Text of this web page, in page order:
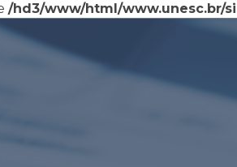
/hd3/www/html/www.unesc.br/